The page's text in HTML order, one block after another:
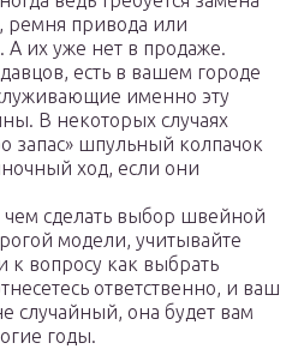
ремня привода или
А их уже нет в продаже.
есть в вашем городе
именно эту
В некоторых случаях
запас» шпульный колпачок
ход, если они
сделать выбор швейной
модели, учитывайте
к вопросу как выбрать
ответственно, и ваш
случайный, она будет вам
годы.